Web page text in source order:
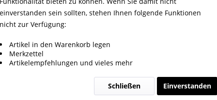
Stickeralbum zur
Sofort
einverstanden sein sollten, stehen Ihnen folgende Funktionen
nicht zur Verfügung:
Artikel in den Warenkorb legen
Merkzettel
Artikelempfehlungen und vieles mehr
Einverstanden
Schließen